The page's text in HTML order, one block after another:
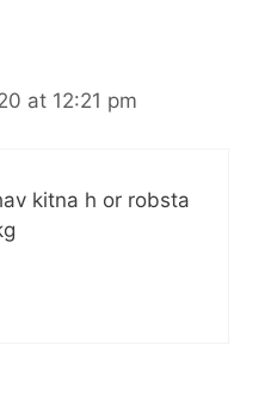
at 12:21 pm
kitna h or robsta